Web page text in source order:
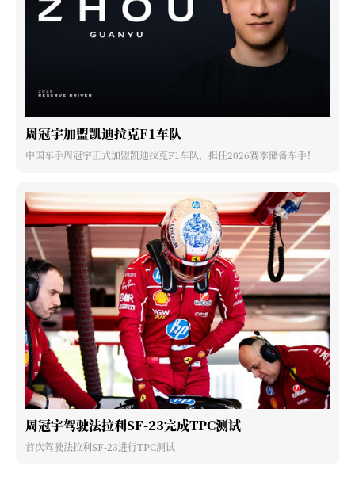
周冠宇加盟凯迪拉克F1车队
中国车手周冠宇正式加盟凯迪拉克F1车队，担任2026赛季储备车手！
周冠宇驾驶法拉利SF-23完成TPC测试
首次驾驶法拉利SF-23进行TPC测试